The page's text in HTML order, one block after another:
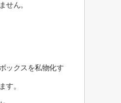
せん。
ックスを私物化す
す。